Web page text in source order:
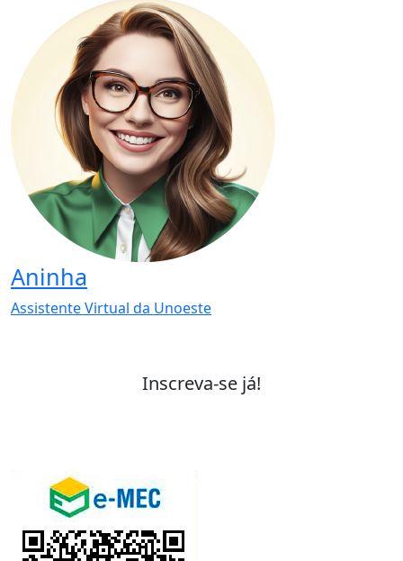
Aninha
Assistente Virtual da Unoeste
Inscreva-se já!